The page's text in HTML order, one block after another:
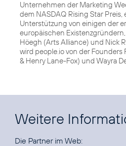
Unternehmen der Marketing
dem NASDAQ Rising Star Preis,
Unterstützung von einigen der
europäischen
Höegh (Arts Alliance) und Nick
wird people.io von der
& Henry Lane-Fox) und Wayra
Weitere